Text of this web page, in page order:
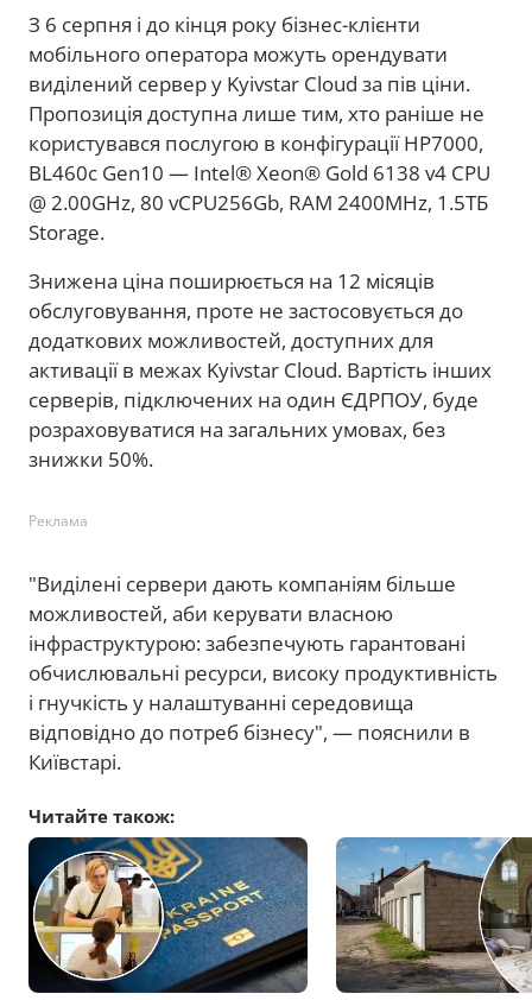
З 6 серпня і до кінця року бізнес-клієнти
мобільного оператора можуть орендувати
виділений сервер у Kyivstar Cloud за пів ціни.
Пропозиція доступна лише тим, хто раніше не
користувався послугою в конфігурації HP7000,
BL460c Gen10 — Intel® Xeon® Gold 6138 v4 CPU
@ 2.00GHz, 80 vCPU256Gb, RAM 2400MHz, 1.5ТБ
Storage.
Знижена ціна поширюється на 12 місяців
обслуговування, проте не застосовується до
додаткових можливостей, доступних для
активації в межах Kyivstar Cloud. Вартість інших
серверів, підключених на один ЄДРПОУ, буде
розраховуватися на загальних умовах, без
знижки 50%.
Реклама
"Виділені сервери дають компаніям більше
можливостей, аби керувати власною
інфраструктурою: забезпечують гарантовані
обчислювальні ресурси, високу продуктивність
і гнучкість у налаштуванні середовища
відповідно до потреб бізнесу", — пояснили в
Київстарі.
Читайте також: